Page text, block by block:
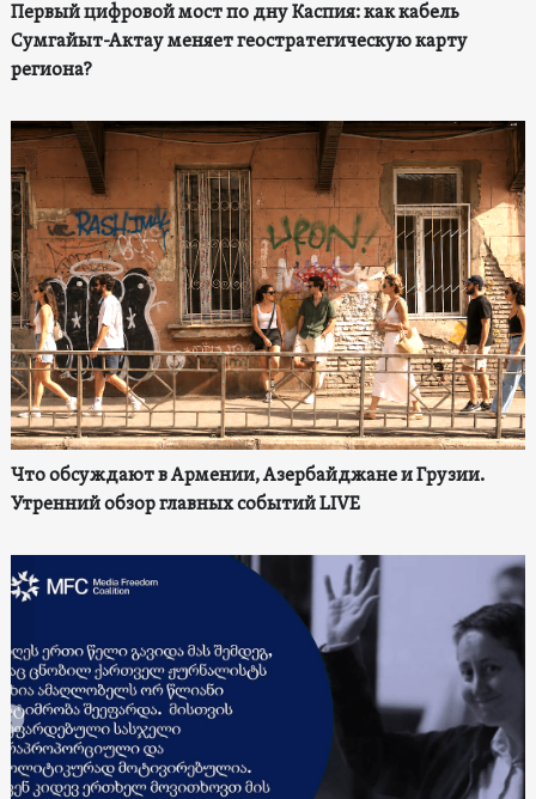
Первый цифровой мост по дну Каспия: как кабель
Сумгайыт-Актау меняет геостратегическую карту
региона?
Что обсуждают в Армении, Азербайджане и Грузии.
Утренний обзор главных событий LIVE